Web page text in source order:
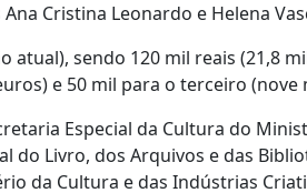
Cristina Leonardo e Helena
atual), sendo 120 mil reais (21,8
e 50 mil para o terceiro (nove
Especial da Cultura do
do Livro, dos Arquivos e das
da Cultura e das Indústrias